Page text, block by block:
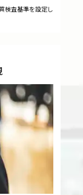
検査基準を設定し